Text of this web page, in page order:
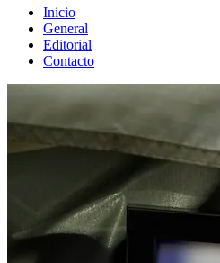
Inicio
General
Editorial
Contacto